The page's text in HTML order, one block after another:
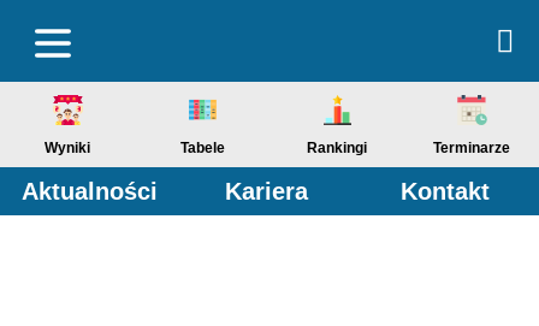
Wyniki Tabele Rankingi Terminarze
Aktualności Kariera Kontakt